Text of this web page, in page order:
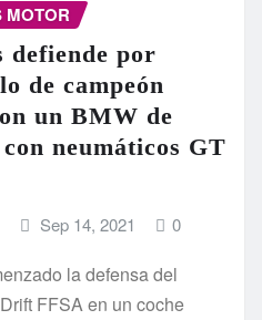
MOTOR
defiende por
de campeón
un BMW de
neumáticos GT
Sep 14, 2021 0
la defensa del
FFSA en un coche